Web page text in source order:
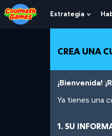
Skip
to
Top
Skip
to
Navigation
Skip
to
Main
Skip
to
Footer
Pasar
al
contenido
Estrategia
Show
CREA UNA
¡Bienvenida!
Ya tienes una
1. SU